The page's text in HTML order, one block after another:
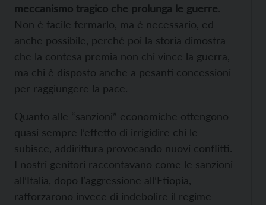
meccanismo tragico che prolunga le guerre.
Non è facile fermarlo, ma è necessario, ed
anche possibile, perché poi la storia dimostra
che la contesa premia non chi vince la guerra,
ma chi è disposto anche a pesanti concessioni
per raggiungere la pace.
Quanto alle “sanzioni” economiche ottengono
quasi sempre l’effetto di irrigidire chi le
subisce, addirittura provocando nuovi conflitti.
I nostri genitori raccontavano come le sanzioni
all’Italia, dopo l’aggressione all’Etiopia,
rafforzarono invece di indebolire il regime